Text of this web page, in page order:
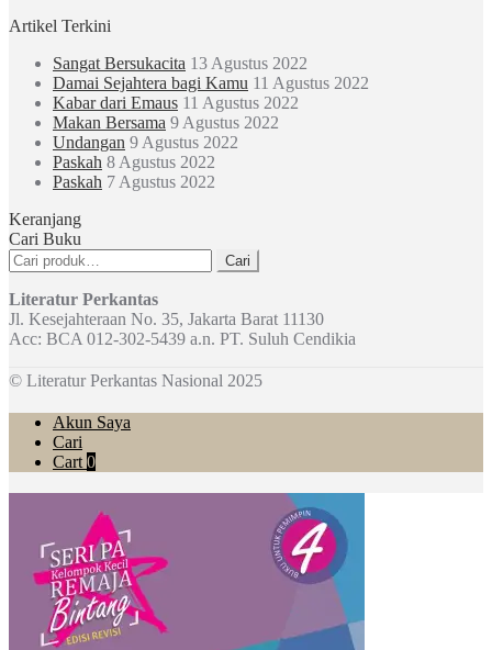
Artikel Terkini
Sangat Bersukacita 13 Agustus 2022
Damai Sejahtera bagi Kamu 11 Agustus 2022
Kabar dari Emaus 11 Agustus 2022
Makan Bersama 9 Agustus 2022
Undangan 9 Agustus 2022
Paskah 8 Agustus 2022
Paskah 7 Agustus 2022
Keranjang
Cari Buku
Pencarian
untuk:
Cari
Literatur Perkantas
Jl. Kesejahteraan No. 35, Jakarta Barat 11130
Acc: BCA 012-302-5439 a.n. PT. Suluh Cendikia
© Literatur Perkantas Nasional 2025
Akun Saya
Cari
Cart 0